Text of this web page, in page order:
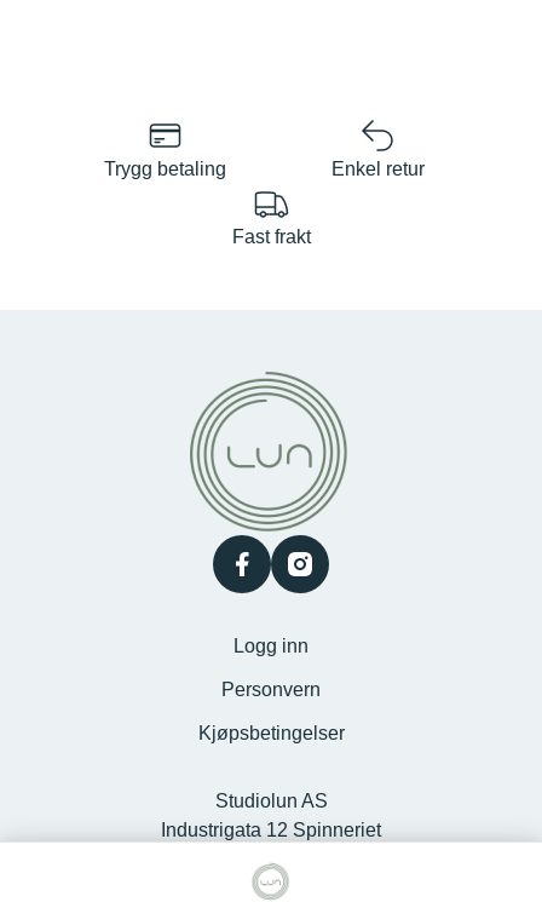
Trygg betaling Enkel retur
Fast frakt
facebookinstagram
Logg inn
Personvern
Kjøpsbetingelser
Studiolun AS
Industrigata 12 Spinneriet
Kjøpesenter, 6100 Volda -
Org.nr. 925127868